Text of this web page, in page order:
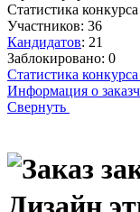
Статистика конкурса
Участников: 36
Кандидатов: 21
Заблокировано: 0
Статистика конкурса
Информация о
Свернуть
Дизайн